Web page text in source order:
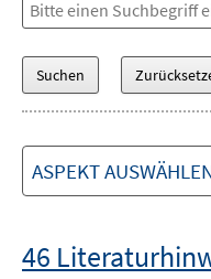
ASPEKT
46